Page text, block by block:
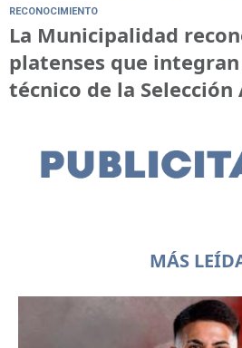
RECONOCIMIENTO
La Municipalidad
platenses que
técnico de la
MÁS